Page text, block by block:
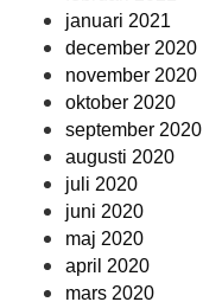
januari 2021
december 2020
november 2020
oktober 2020
september 2020
augusti 2020
juli 2020
juni 2020
maj 2020
april 2020
mars 2020